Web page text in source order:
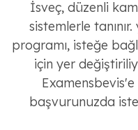
İsveç, düzenli
sistemlerle
programı, isteğe
için yer
başvurunuzda